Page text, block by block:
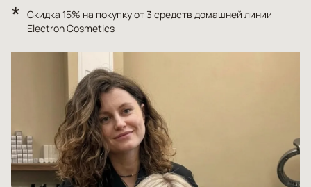
Скидка 15% на покупку от 3 средств домашней линии
Electron Cosmetics